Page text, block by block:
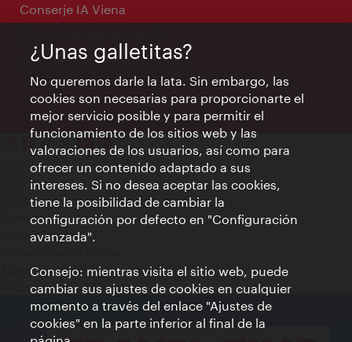
Conserje IA Viena
Información las 24 horas
Contacto
Aviso legal
Política de privacidad de datos
Terms of Use
Accesibilidad
Ajustes de cookie
© Copyright WienTourismus
¿Unas galletitas?
No queremos darle la lata. Sin embargo, las
cookies son necesarias para proporcionarte el
mejor servicio posible y para permitir el
funcionamiento de los sitios web y las
valoraciones de los usuarios, así como para
ofrecer un contenido adaptado a sus
intereses. Si no desea aceptar las cookies,
tiene la posibilidad de cambiar la
configuración por defecto en "Configuración
avanzada".
Consejo: mientras visita el sitio web, puede
cambiar sus ajustes de cookies en cualquier
momento a través del enlace "Ajustes de
cookies" en la parte inferior al final de la